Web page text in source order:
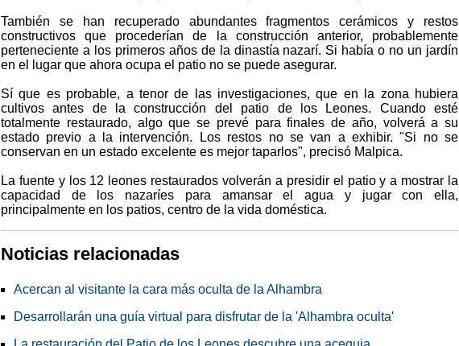
También se han recuperado abundantes fragmentos cerámicos y restos
constructivos que procederían de la construcción anterior, probablemente
perteneciente a los primeros años de la dinastía nazarí. Si había o no un jardín
en el lugar que ahora ocupa el patio no se puede asegurar.
Sí que es probable, a tenor de las investigaciones, que en la zona hubiera
cultivos antes de la construcción del patio de los Leones. Cuando esté
totalmente restaurado, algo que se prevé para finales de año, volverá a su
estado previo a la intervención. Los restos no se van a exhibir. "Si no se
conservan en un estado excelente es mejor taparlos", precisó Malpica.
La fuente y los 12 leones restaurados volverán a presidir el patio y a mostrar la
capacidad de los nazaríes para amansar el agua y jugar con ella,
principalmente en los patios, centro de la vida doméstica.
Noticias relacionadas
Acercan al visitante la cara más oculta de la Alhambra
Desarrollarán una guía virtual para disfrutar de la 'Alhambra oculta'